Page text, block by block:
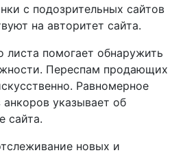
с подозрительных сайтов
на авторитет сайта.
листа помогает обнаружить
Переспам продающих
Равномерное
указывает об
сайта.
новых и